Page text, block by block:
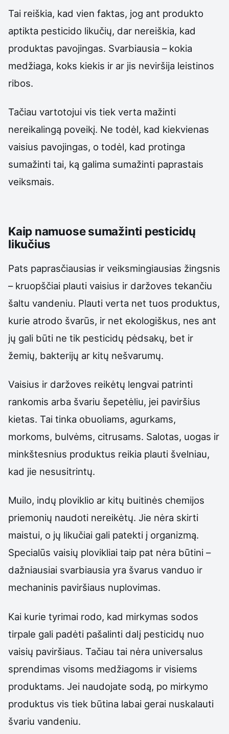
Tai reiškia, kad vien faktas, jog ant produkto
aptikta pesticido likučių, dar nereiškia, kad
produktas pavojingas. Svarbiausia – kokia
medžiaga, koks kiekis ir ar jis neviršija leistinos
ribos.
Tačiau vartotojui vis tiek verta mažinti
nereikalingą poveikį. Ne todėl, kad kiekvienas
vaisius pavojingas, o todėl, kad protinga
sumažinti tai, ką galima sumažinti paprastais
veiksmais.
Kaip namuose sumažinti pesticidų
likučius
Pats paprasčiausias ir veiksmingiausias žingsnis
– kruopščiai plauti vaisius ir daržoves tekančiu
šaltu vandeniu. Plauti verta net tuos produktus,
kurie atrodo švarūs, ir net ekologiškus, nes ant
jų gali būti ne tik pesticidų pėdsakų, bet ir
žemių, bakterijų ar kitų nešvarumų.
Vaisius ir daržoves reikėtų lengvai patrinti
rankomis arba švariu šepetėliu, jei paviršius
kietas. Tai tinka obuoliams, agurkams,
morkoms, bulvėms, citrusams. Salotas, uogas ir
minkštesnius produktus reikia plauti švelniau,
kad jie nesusitrintų.
Muilo, indų ploviklio ar kitų buitinės chemijos
priemonių naudoti nereikėtų. Jie nėra skirti
maistui, o jų likučiai gali patekti į organizmą.
Specialūs vaisių plovikliai taip pat nėra būtini –
dažniausiai svarbiausia yra švarus vanduo ir
mechaninis paviršiaus nuplovimas.
Kai kurie tyrimai rodo, kad mirkymas sodos
tirpale gali padėti pašalinti dalį pesticidų nuo
vaisių paviršiaus. Tačiau tai nėra universalus
sprendimas visoms medžiagoms ir visiems
produktams. Jei naudojate sodą, po mirkymo
produktus vis tiek būtina labai gerai nuskalauti
švariu vandeniu.